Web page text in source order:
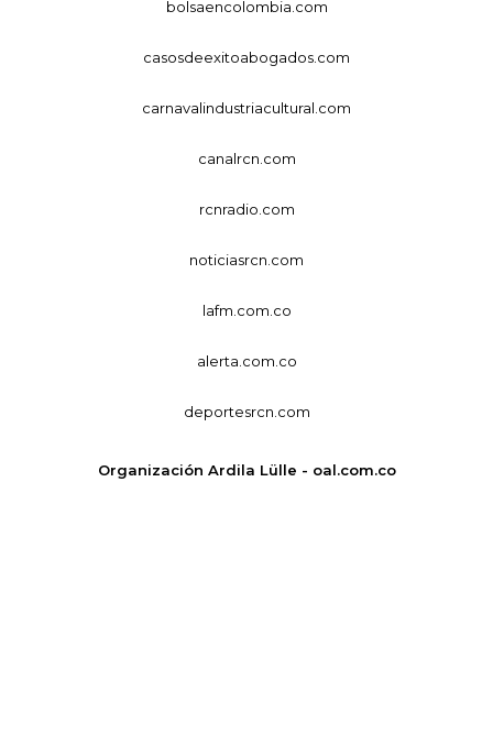
bolsaencolombia.com
casosdeexitoabogados.com
carnavalindustriacultural.com
canalrcn.com
rcnradio.com
noticiasrcn.com
lafm.com.co
alerta.com.co
deportesrcn.com
Organización Ardila Lülle - oal.com.co